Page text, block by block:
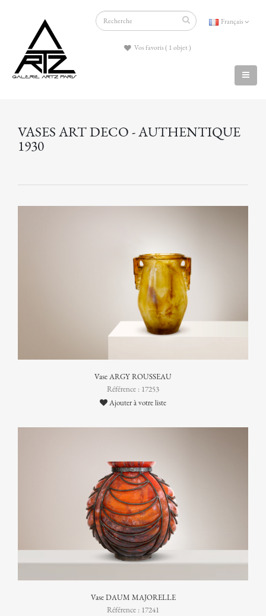
Français
Vos favoris ( 1 objet )
VASES ART DECO - AUTHENTIQUE
1930
Vase ARGY ROUSSEAU
Référence : 17253
Ajouter à votre liste
Vase DAUM MAJORELLE
Référence : 17241